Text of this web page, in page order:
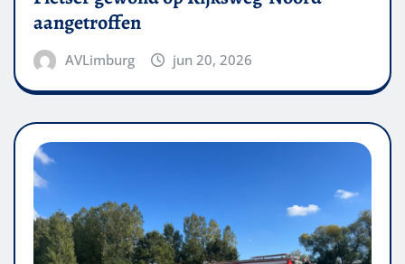
aangetroffen
AVLimburg jun 20, 2026